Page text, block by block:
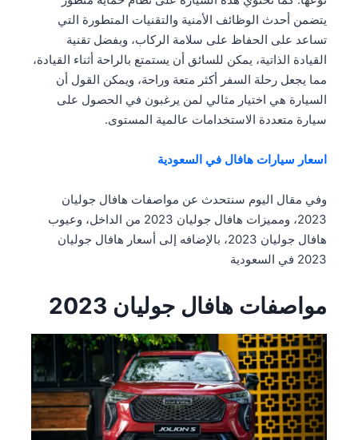
يتضمن أحدث الوظائف الأمنية والتقنيات المتطورة التي
تساعد على الحفاظ على سلامة الركاب، وبفضل تقنية
القيادة الذاتية، يمكن للسائق أن يستمتع بالراحة أثناء القيادة،
مما يجعل رحلة السفر أكثر متعة وراحة، ويمكن القول أن
السيارة هي اختيار مثالي لمن يرغبون في الحصول على
سيارة متعددة الاستخدامات عالمية المستوى.
اسعار سيارات هافال في السعودية
وفي مقال اليوم سنتحدث عن مواصفات هافال جوليان
2023، ومميزات هافال جوليان 2023 من الداخل، وعيوب
هافال جوليان 2023، بالإضافه إلى أسعار هافال جوليان
2023 في السعودية
مواصفات هافال جوليان 2023